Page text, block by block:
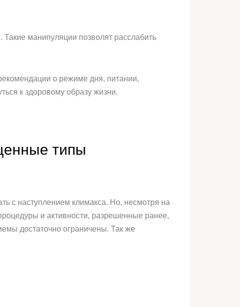
манипуляции позволят расслабить
о режиме дня, питании,
к здоровому образу жизни.
типы
с наступлением климакса. Но, несмотря на
и активности, разрешенные ранее,
достаточно ограничены. Так же